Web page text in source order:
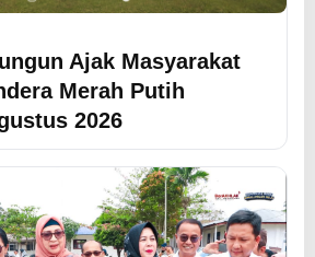
Ajak Masyarakat
Merah Putih
2026